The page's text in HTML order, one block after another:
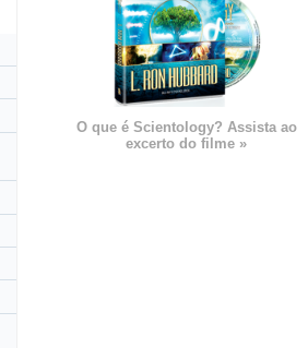
O que é Scientology? Assista ao
excerto do filme »